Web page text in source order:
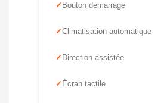
Bouton démarrage
Climatisation automatique
Direction assistée
Écran tactile